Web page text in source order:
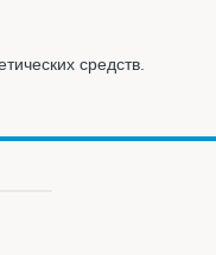
средств.